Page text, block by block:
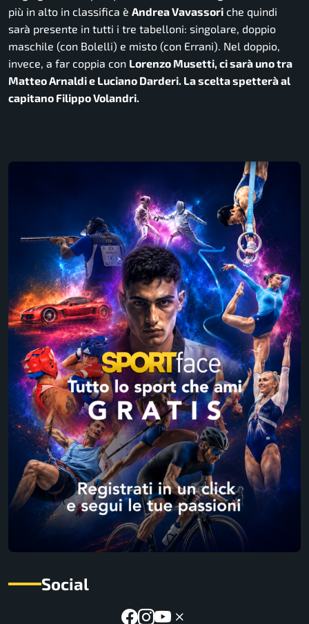
più in alto in classifica è Andrea Vavassori che quindi
sarà presente in tutti i tre tabelloni: singolare, doppio
maschile (con Bolelli) e misto (con Errani). Nel doppio,
invece, a far coppia con Lorenzo Musetti, ci sarà uno tra
Matteo Arnaldi e Luciano Darderi. La scelta spetterà al
capitano Filippo Volandri.
Social